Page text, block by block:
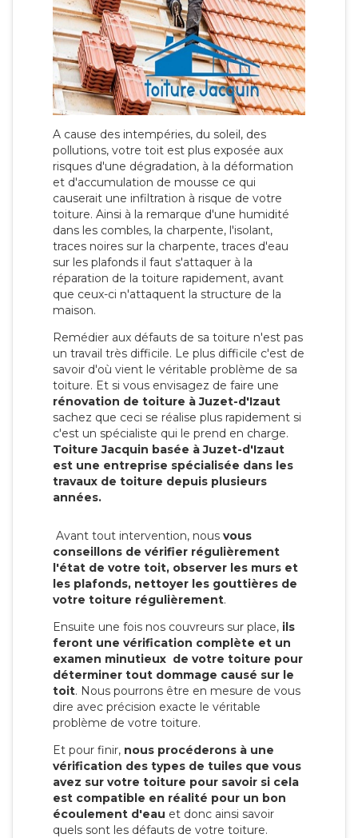
A cause des intempéries, du soleil, des
pollutions, votre toit est plus exposée aux
risques d'une dégradation, à la déformation
et d'accumulation de mousse ce qui
causerait une infiltration à risque de votre
toiture. Ainsi à la remarque d'une humidité
dans les combles, la charpente, l'isolant,
traces noires sur la charpente, traces d'eau
sur les plafonds il faut s'attaquer à la
réparation de la toiture rapidement, avant
que ceux-ci n'attaquent la structure de la
maison.
Remédier aux défauts de sa toiture n'est pas
un travail très difficile. Le plus difficile c'est de
savoir d'où vient le véritable problème de sa
toiture. Et si vous envisagez de faire une
rénovation de toiture à Juzet-d'Izaut
sachez que ceci se réalise plus rapidement si
c'est un spécialiste qui le prend en charge.
Toiture Jacquin basée à Juzet-d'Izaut
est une entreprise spécialisée dans les
travaux de toiture depuis plusieurs
années.
Avant tout intervention, nous vous
conseillons de vérifier régulièrement
l'état de votre toit, observer les murs et
les plafonds, nettoyer les gouttières de
votre toiture régulièrement.
Ensuite une fois nos couvreurs sur place, ils
feront une vérification complète et un
examen minutieux de votre toiture pour
déterminer tout dommage causé sur le
toit. Nous pourrons être en mesure de vous
dire avec précision exacte le véritable
problème de votre toiture.
Et pour finir, nous procéderons à une
vérification des types de tuiles que vous
avez sur votre toiture pour savoir si cela
est compatible en réalité pour un bon
écoulement d'eau et donc ainsi savoir
quels sont les défauts de votre toiture.